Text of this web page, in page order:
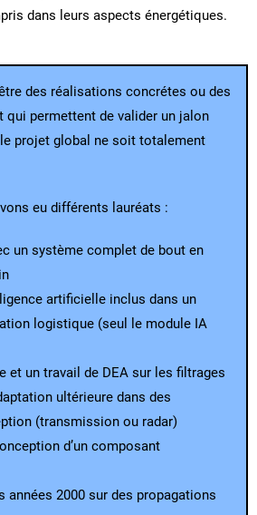
dans leurs aspects énergétiques.
des réalisations concrétes ou des
qui permettent de valider un jalon
projet global ne soit totalement
eu différents lauréats :
un système complet de bout en
artificielle inclus dans un
logistique (seul le module IA
et un travail de DEA sur les filtrages
ultérieure dans des
(transmission ou radar)
d’un composant
années 2000 sur des propagations